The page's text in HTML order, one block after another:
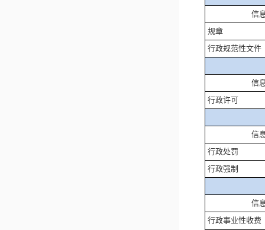
信
规章
行政规范性文件
信
行政许可
信
行政处罚
行政强制
信
行政事业性收费